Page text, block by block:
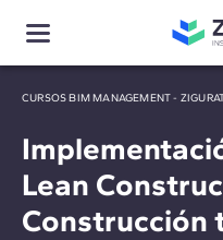
CURSOS BIM MANAGEMENT -
Lean
Construcción